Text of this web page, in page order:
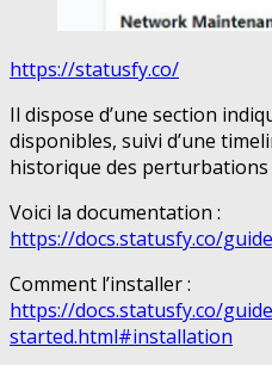
https://statusfy.co/
Il dispose d’une section
disponibles, suivi d’une
historique des
Voici la documentation :
https://docs.statusfy.co/
Comment l’installer :
https://docs.statusfy.co/
started.html#installation